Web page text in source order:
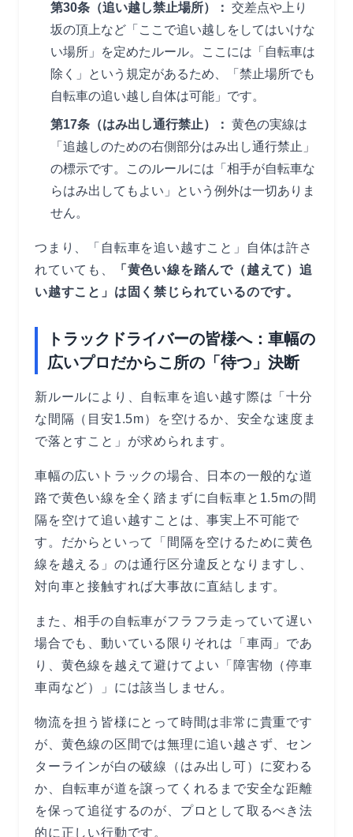
第30条（追い越し禁止場所）： 交差点や上り
坂の頂上など「ここで追い越しをしてはいけな
い場所」を定めたルール。ここには「自転車は
除く」という規定があるため、「禁止場所でも
自転車の追い越し自体は可能」です。
第17条（はみ出し通行禁止）： 黄色の実線は
「追越しのための右側部分はみ出し通行禁止」
の標示です。このルールには「相手が自転車な
らはみ出してもよい」という例外は一切ありま
せん。
つまり、「自転車を追い越すこと」自体は許さ
れていても、
「黄色い線を踏んで（越えて）追
い越すこと」は固く禁じられているのです。
トラックドライバーの皆様へ：車幅の
広いプロだからこ所の「待つ」決断
新ルールにより、自転車を追い越す際は「十分
な間隔（目安1.5m）を空けるか、安全な速度ま
で落とすこと」が求められます。
車幅の広いトラックの場合、日本の一般的な道
路で黄色い線を全く踏まずに自転車と1.5mの間
隔を空けて追い越すことは、事実上不可能で
す。だからといって「間隔を空けるために黄色
線を越える」のは通行区分違反となりますし、
対向車と接触すれば大事故に直結します。
また、相手の自転車がフラフラ走っていて遅い
場合でも、動いている限りそれは「車両」であ
り、黄色線を越えて避けてよい「障害物（停車
車両など）」には該当しません。
物流を担う皆様にとって時間は非常に貴重です
が、黄色線の区間では無理に追い越さず、セン
ターラインが白の破線（はみ出し可）に変わる
か、自転車が道を譲ってくれるまで安全な距離
を保って追従するのが、プロとして取るべき法
的に正しい行動です。